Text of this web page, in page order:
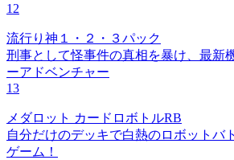
12
流行り神１・２・３パック
刑事として怪事件の真相を暴け、最新
ーアドベンチャー
13
メダロット カードロボトルRB
自分だけのデッキで白熱のロボットバ
ゲーム！